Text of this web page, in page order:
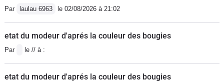
Par laulau 6963 le 02/08/2026 à 21:02
etat du modeur d'aprés la couleur des bougies
Par le // à :
etat du modeur d'aprés la couleur des bougies